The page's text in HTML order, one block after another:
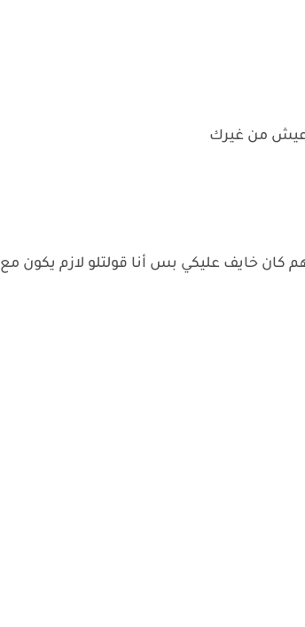
أعيش من غيرك
خايف عليكي بس أنا قولتلو لازم يكون مع